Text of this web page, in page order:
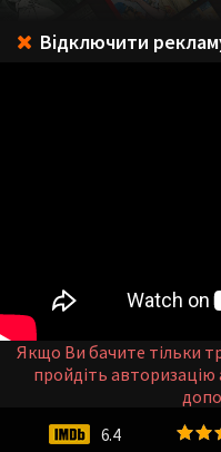
6.4
Відключити
Якщо Ви бачите тільки
пройдіть авторизацію